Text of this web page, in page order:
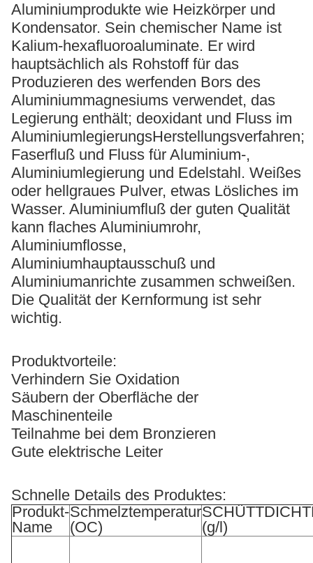
Aluminiumprodukte wie Heizkörper und
Kondensator. Sein chemischer Name ist
Kalium-hexafluoroaluminate. Er wird
hauptsächlich als Rohstoff für das
Produzieren des werfenden Bors des
Aluminiummagnesiums verwendet, das
Legierung enthält; deoxidant und Fluss im
AluminiumlegierungsHerstellungsverfahren;
Faserfluß und Fluss für Aluminium-,
Aluminiumlegierung und Edelstahl. Weißes
oder hellgraues Pulver, etwas Lösliches im
Wasser. Aluminiumfluß der guten Qualität
kann flaches Aluminiumrohr,
Aluminiumflosse,
Aluminiumhauptausschuß und
Aluminiumanrichte zusammen schweißen.
Die Qualität der Kernformung ist sehr
wichtig.
Produktvorteile:
Verhindern Sie Oxidation
Säubern der Oberfläche der
Maschinenteile
Teilnahme bei dem Bronzieren
Gute elektrische Leiter
Schnelle Details des Produktes:
Produkt-
Name
Schmelztemperatur
(OC)
(g/l)